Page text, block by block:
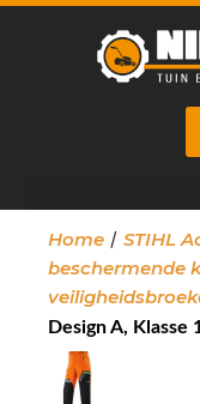
Home / STIHL
beschermende
Design A, Klasse